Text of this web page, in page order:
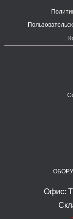
Офис: